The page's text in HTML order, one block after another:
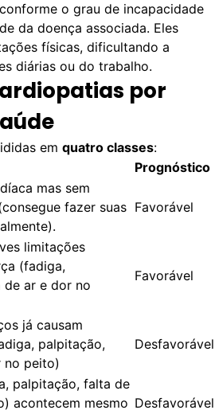
o grau de incapacidade
da doença associada. Eles
físicas, dificultando a
diárias ou do trabalho.
por
em quatro classes:
Prognóstico
mas sem
fazer suas Favorável
limitações
(fadiga,
ar e dor no
Favorável
já causam
palpitação,
no peito)
Desfavorável
palpitação, falta de
acontecem mesmo Desfavorável